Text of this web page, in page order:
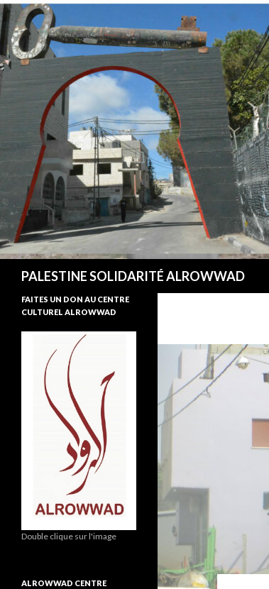
PALESTINE SOLIDARITÉ ALROWWAD
FAITES UN DON AU CENTRE
CULTUREL ALROWWAD
Double clique sur l'image
ALROWWAD CENTRE